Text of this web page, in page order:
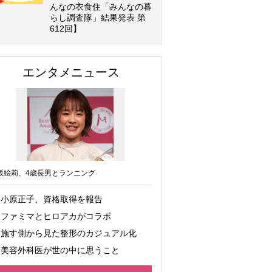
んなの衣食住「みんなの暮
らし調査隊」結果発表 第
612回】
エンタメニュース
絵莉、4歳長男とランニング
小原正子、資格取得を報告
ファミマとヒロアカがコラボ
施す側から見た整形のカジュアル化
美容外科医が世の中に思うこと